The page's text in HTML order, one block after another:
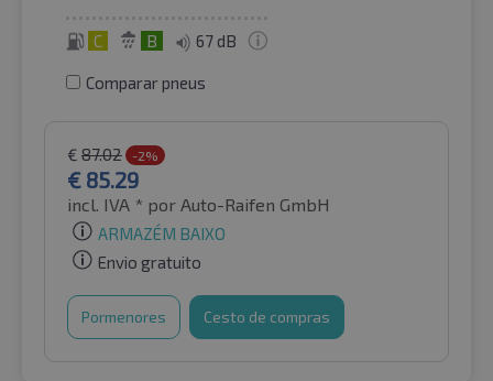
C B 67 dB
Comparar pneus
€ 87.02 -2%
€ 85.29
incl. IVA * por Auto-Raifen GmbH
ARMAZÉM BAIXO
Envio gratuito
Pormenores Cesto de compras